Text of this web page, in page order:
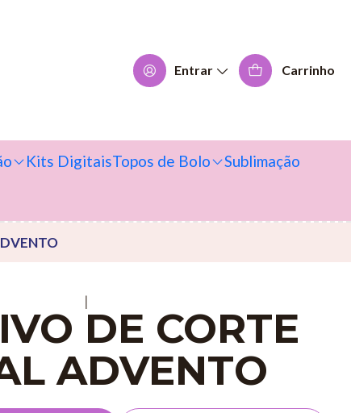
Entrar Carrinho
Kits DigitaisTopos de Bolo Sublimação
|
DE CORTE
ADVENTO